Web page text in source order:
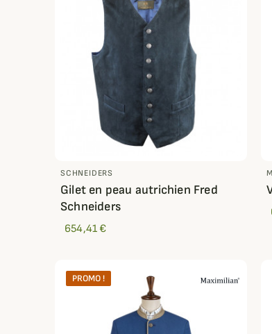
SCHNEIDERS
Gilet en peau autrichien Fred
Schneiders
654,41 €
PROMO !